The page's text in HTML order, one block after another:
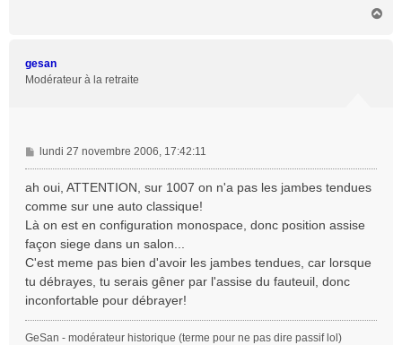
gesan
Modérateur à la retraite
M
e
s
g
e
lundi 27 novembre 2006, 17:42:11
ah oui, ATTENTION, sur 1007 on n'a pas les jambes tendues
comme sur une auto classique!
Là on est en configuration monospace, donc position assise
façon siege dans un salon...
C'est meme pas bien d'avoir les jambes tendues, car lorsque
tu débrayes, tu serais gêner par l'assise du fauteuil, donc
inconfortable pour débrayer!
GeSan - modérateur historique (terme pour ne pas dire passif lol)